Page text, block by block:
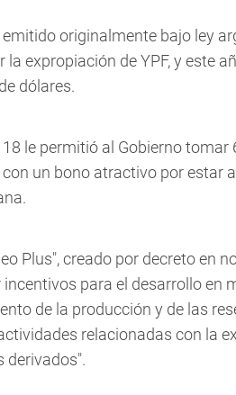
emitido originalmente bajo ley
la expropiación de YPF, y este
dólares.
18 le permitió al Gobierno
un bono atractivo por estar
Plus", creado por decreto en
para el desarrollo en
de la producción y de las
relacionadas con la
derivados".